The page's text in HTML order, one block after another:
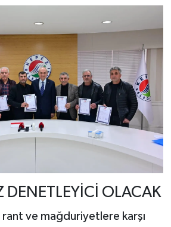
DENETLEYİCİ OLACAK
rant ve mağduriyetlere karşı